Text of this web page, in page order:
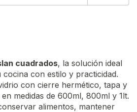
cuadrados, la solución ideal
con estilo y practicidad.
con cierre hermético, tapa y
medidas de 600ml, 800ml y 1lt.
alimentos, mantener